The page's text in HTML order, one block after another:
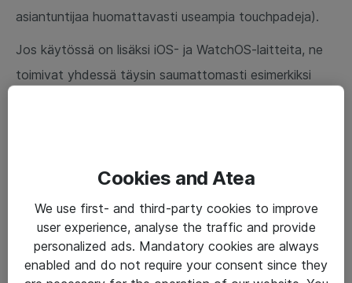
asiantuntijaa huomattavasti useampia touchpadeja).
Jos käytössä on lisäksi iOS- ja WatchOS-laitteita, ne
toimivat yhdessä täysin saumattomasti esimerkiksi
osaamisen yhdistäminen tuotteisiin tuo merkittäviä
etuja.
Fakta kuitenkin on, että Microsoftin
tuottavuussovellusten markkinaosuus sekä Windows-
Cookies and Atea
We use first- and third-party cookies to improve
user experience, analyse the traffic and provide
personalized ads. Mandatory cookies are always
enabled and do not require your consent since they